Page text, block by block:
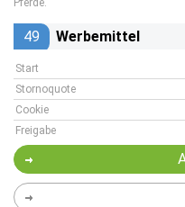
Pferde.
49 Werbemittel
Start
Stornoquote
Cookie
Freigabe